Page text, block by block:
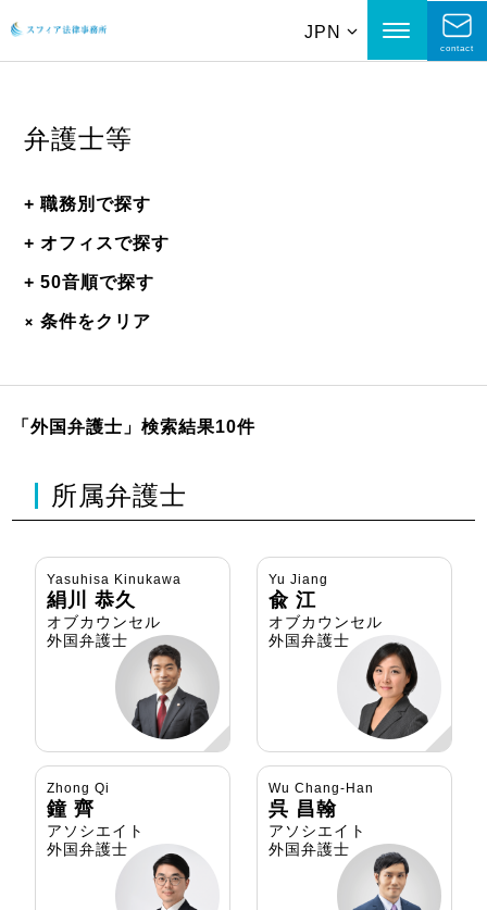
JPN
contact
弁護士等
+ 職務別で探す
+ オフィスで探す
+ 50音順で探す
+ 条件をクリア
「外国弁護士」検索結果10件
所属弁護士
Yasuhisa Kinukawa
絹川 恭久
オブカウンセル
外国弁護士
Yu Jiang
兪 江
オブカウンセル
外国弁護士
Zhong Qi
鐘 齊
アソシエイト
外国弁護士
Wu Chang-Han
呉 昌翰
アソシエイト
外国弁護士